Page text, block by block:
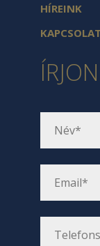
HÍREINK
KAPCSOLAT